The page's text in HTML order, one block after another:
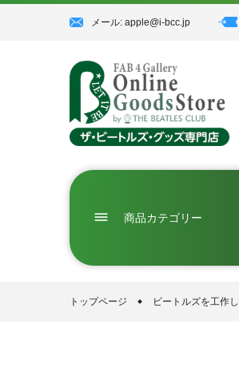
メール: apple@i-bcc.jp
dehaze 商品カテゴリー
トップページ ビートルズを工作し